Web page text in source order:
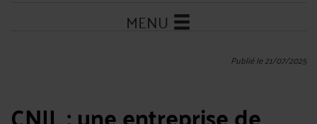
MENU
Publié le 21/07/2025